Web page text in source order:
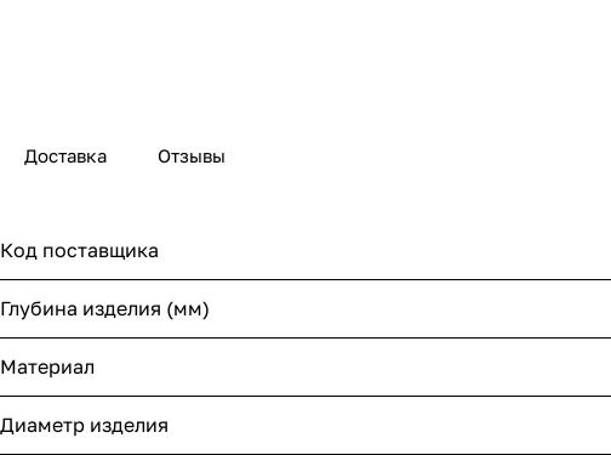
Доставка Отзывы
Код поставщика
Глубина изделия (мм)
Материал
Диаметр изделия